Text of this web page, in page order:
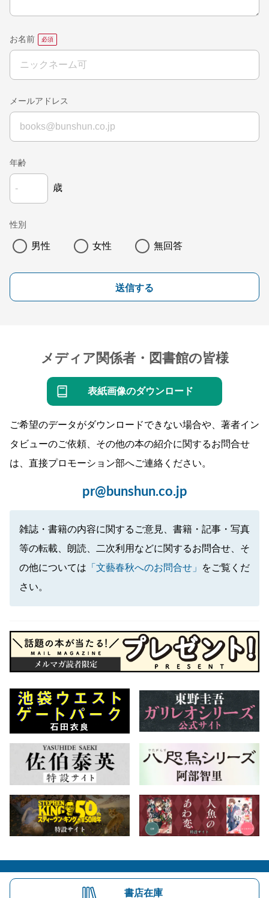
お名前
メールアドレス
年齢
歳
性別
男性 女性 無回答
送信する
メディア関係者・図書館の皆様
表紙画像のダウンロード
ご希望のデータがダウンロードできない場合や、著者イン
タビューのご依頼、その他の本の紹介に関するお問合せ
は、直接プロモーション部へご連絡ください。
pr@bunshun.co.jp
雑誌・書籍の内容に関するご意見、書籍・記事・写真
等の転載、朗読、二次利用などに関するお問合せ、そ
の他については 「文藝春秋へのお問合せ」
をご覧くだ
さい。
書店在庫
会社概要 自費出版のご案内 お問合せ
株式会社文藝春秋 文春オンライン Number Web